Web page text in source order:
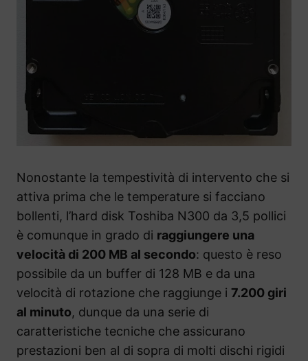
Nonostante la tempestività di intervento che si
attiva prima che le temperature si facciano
bollenti, l’hard disk Toshiba N300 da 3,5 pollici
è comunque in grado di raggiungere una
velocità di 200 MB al secondo: questo è reso
possibile da un buffer di 128 MB e da una
velocità di rotazione che raggiunge i 7.200 giri
al minuto, dunque da una serie di
caratteristiche tecniche che assicurano
prestazioni ben al di sopra di molti dischi rigidi